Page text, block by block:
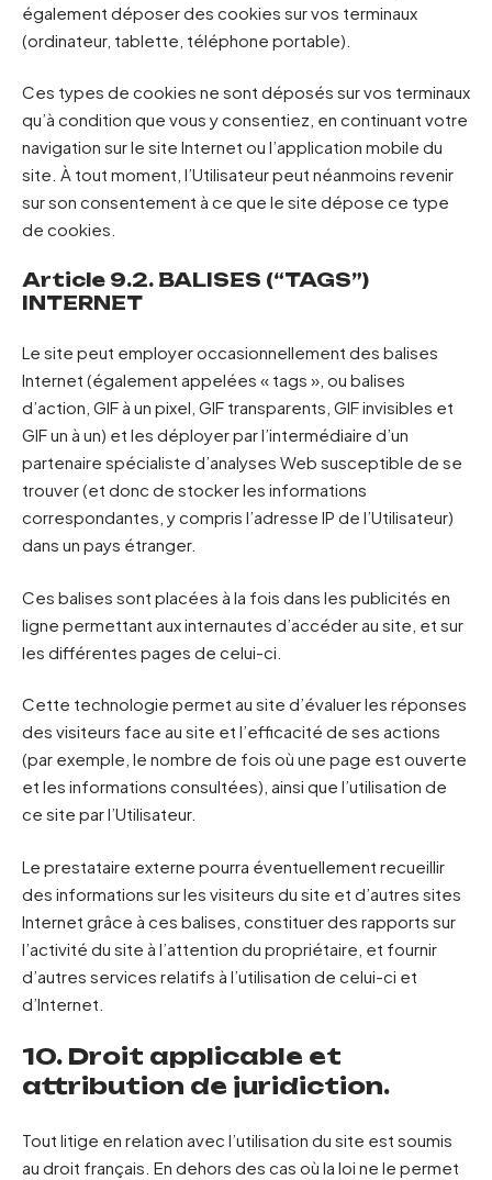
également déposer des cookies sur vos terminaux
(ordinateur, tablette, téléphone portable).
Ces types de cookies ne sont déposés sur vos terminaux
qu’à condition que vous y consentiez, en continuant votre
navigation sur le site Internet ou l’application mobile du
site. À tout moment, l’Utilisateur peut néanmoins revenir
sur son consentement à ce que le site dépose ce type
de cookies.
Article 9.2. BALISES (“TAGS”)
INTERNET
Le site peut employer occasionnellement des balises
Internet (également appelées « tags », ou balises
d’action, GIF à un pixel, GIF transparents, GIF invisibles et
GIF un à un) et les déployer par l’intermédiaire d’un
partenaire spécialiste d’analyses Web susceptible de se
trouver (et donc de stocker les informations
correspondantes, y compris l’adresse IP de l’Utilisateur)
dans un pays étranger.
Ces balises sont placées à la fois dans les publicités en
ligne permettant aux internautes d’accéder au site, et sur
les différentes pages de celui-ci.
Cette technologie permet au site d’évaluer les réponses
des visiteurs face au site et l’efficacité de ses actions
(par exemple, le nombre de fois où une page est ouverte
et les informations consultées), ainsi que l’utilisation de
ce site par l’Utilisateur.
Le prestataire externe pourra éventuellement recueillir
des informations sur les visiteurs du site et d’autres sites
Internet grâce à ces balises, constituer des rapports sur
l’activité du site à l’attention du propriétaire, et fournir
d’autres services relatifs à l’utilisation de celui-ci et
d’Internet.
10. Droit applicable et
attribution de juridiction.
Tout litige en relation avec l’utilisation du site est soumis
au droit français. En dehors des cas où la loi ne le permet